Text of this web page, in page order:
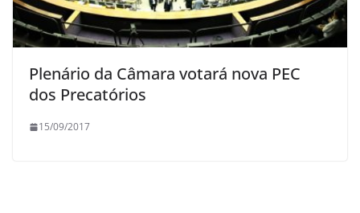
Plenário da Câmara votará nova PEC
dos Precatórios
15/09/2017